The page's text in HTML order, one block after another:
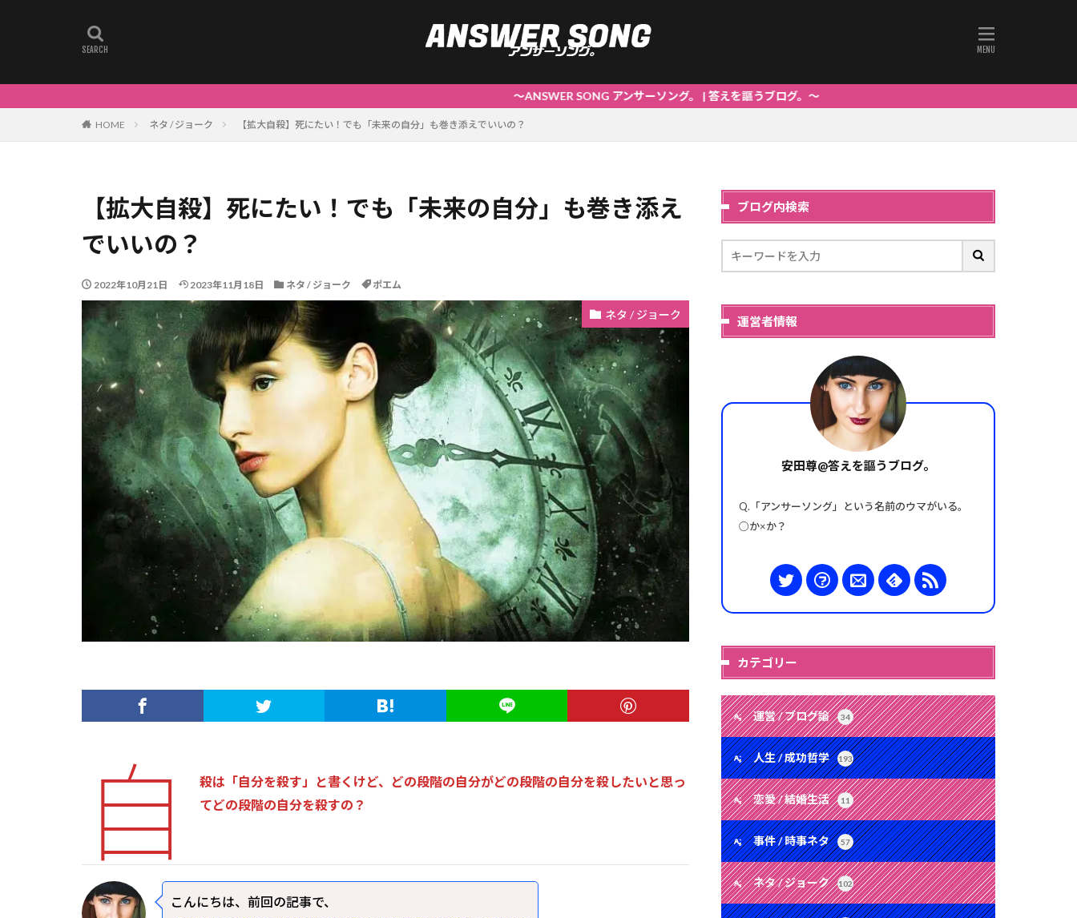
～ANSWER SONG アンサーソング。 | 答えを謳うブログ。～
HOME ネタ / ジョーク 【拡大自殺】死にたい！でも「未来の自分」も巻き添えでいいの？
【拡大自殺】死にたい！でも「未来の自分」も巻き添え
でいいの？
2022年10月21日 2023年11月18日 ネタ / ジョーク ポエム
ネタ / ジョーク
自
殺は「自分を殺す」と書くけど、どの段階の自分がどの段階の自分を殺したいと思っ
てどの段階の自分を殺すの？
こんにちは、前回の記事で、
ブログ内検索
運営者情報
安田尊@答えを謳うブログ。
Q.「アンサーソング」という名前のウマがいる。
○か×か？
カテゴリー
運営 / ブログ論 34
人生 / 成功哲学 193
恋愛 / 結婚生活 11
事件 / 時事ネタ 57
ネタ / ジョーク 102